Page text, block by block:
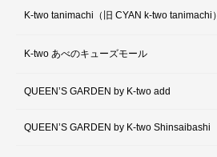
K-two tanimachi（旧 CYAN k-two tanimachi）
K-two あべのキューズモール
QUEEN’S GARDEN by K-two add
QUEEN’S GARDEN by K-two Shinsaibashi